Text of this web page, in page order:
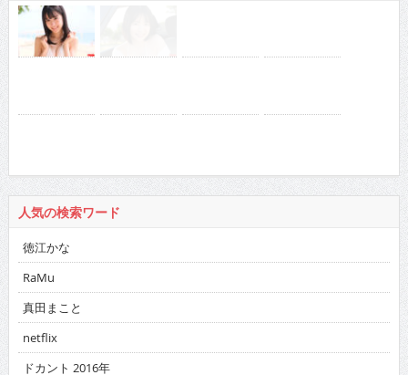
人気の検索ワード
徳江かな
RaMu
真田まこと
netflix
ドカント 2016年